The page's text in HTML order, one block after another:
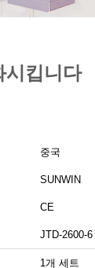
시킵니다
중국
SUNWIN
CE
JTD-2600-6
1개 세트